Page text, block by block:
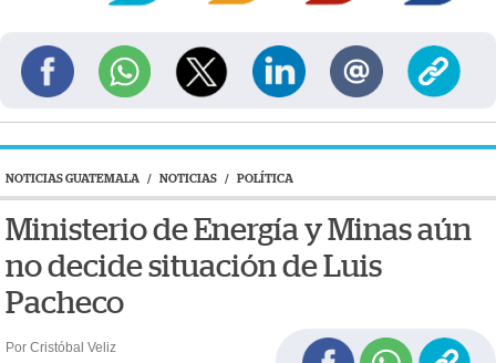
NOTICIAS GUATEMALA / NOTICIAS / POLÍTICA
Ministerio de Energía y Minas aún
no decide situación de Luis
Pacheco
Por Cristóbal Veliz